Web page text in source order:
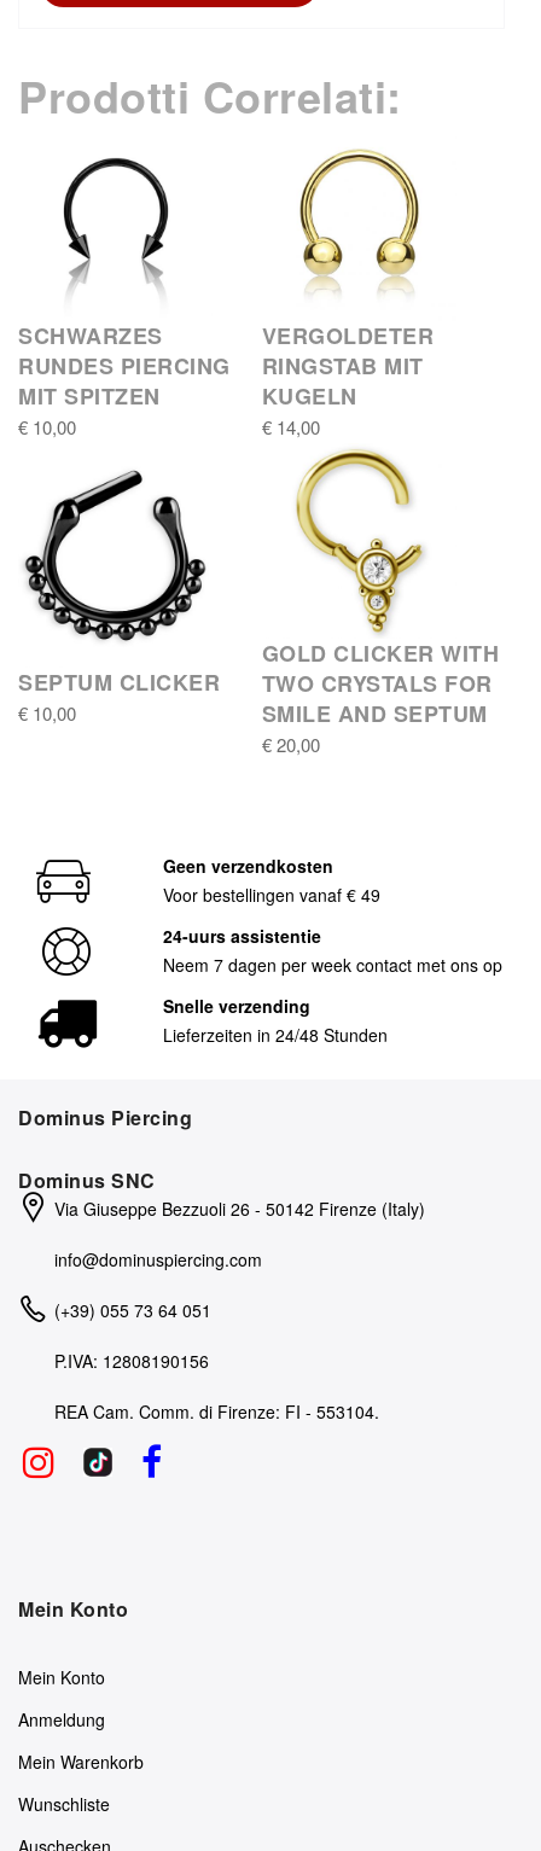
Prodotti Correlati:
SCHWARZES
RUNDES PIERCING
MIT SPITZEN
€ 10,00
VERGOLDETER
RINGSTAB MIT
KUGELN
€ 14,00
SEPTUM CLICKER
€ 10,00
GOLD CLICKER WITH
TWO CRYSTALS FOR
SMILE AND SEPTUM
€ 20,00
Geen verzendkosten
Voor bestellingen vanaf € 49
24-uurs assistentie
Neem 7 dagen per week contact met ons op
Snelle verzending
Lieferzeiten in 24/48 Stunden
Dominus Piercing
Dominus SNC
Via Giuseppe Bezzuoli 26 - 50142 Firenze (Italy)
info@dominuspiercing.com
(+39) 055 73 64 051
P.IVA: 12808190156
REA Cam. Comm. di Firenze: FI - 553104.
Mein Konto
Mein Konto
Anmeldung
Mein Warenkorb
Wunschliste
Auschecken